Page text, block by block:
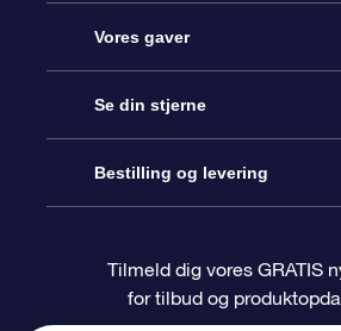
Kundeservice
Kontakt os
Bloggen
Anmeldelser
Vores gaver
Online Stjernegave
OSR Gavepakke
OSR Gavekortet
Se din stjerne
Star Register
Personliggjort Stjerneside
Bestilling og levering
Betalingsinformation
Tilmeld dig vores GRATIS
for tilbud og